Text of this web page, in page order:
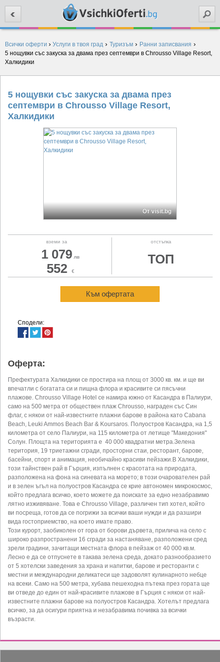
Всички оферти › Услуги в твоя град › Туризъм › Ранни записвания ›
5 нощувки със закуска за двама през септември в Chrousso Village Resort,
Халкидики
5 нощувки със закуска за двама през
септември в Chrousso Village Resort,
Халкидики
От visit.bg
вземи за
1 079 лв
552 €
отстъпка
ТОП
Към офертата
Сподели:
Оферта:
Префектурата Халкидики се простира на площ от 3000 кв. км. и ще ви
впечатли с богатата си и пищна флора и красивите си пясъчни
плажове. Chrousso Village Hotel се намира южно от Касандра в Палиури,
само на 500 метра от обществен плаж Chrousso, награден със Син
флаг, с някои от най-известните плажни барове в района като Cabana
Beach, Leuki Ammos Beach Bar & Koursaros. Полуостров Касандра, на 1,5
километра от село Палиури, на 115 километра от летище "Македония"
Солун. Площта на територията е 40 000 квадратни метра.Зелена
територия, 19 триетажни сгради, просторни стаи, ресторант, барове,
басейни, спорт и анимация, необичайно красиви пейзажи.В Халкидики,
този тайнствен рай в Гърция, изпълнен с красотата на природата,
разположена на фона на синевата на морето; в този очарователен рай
и в зелен ъгъл на полуостров Касандра се крие автономен микрокосмос,
който предлага всичко, което можете да поискате за едно незабравимо
лятно изживяване. Това е Chrousso Village, различен тип хотел, който
ви посреща, готов да се погрижи за всички ваши нужди и да разшири
вида гостоприемство, на което имате право.
Този курорт, заобиколен от гора от борови дървета, прилича на село с
широко разпространени 16 сгради за настаняване, разположени сред
зрели градини, зачитащи местната флора в пейзаж от 40 000 кв.м.
Лесно е да се отпуснете в такава зелена среда, докато разнообразието
от 5 хотелски заведения за храна и напитки, барове и ресторанти с
местни и международни деликатеси ще задоволят кулинарното небце
на всеки. Само на 500 метра, хубава пешеходна пътека през гората ще
ви отведе до един от най-красивите плажове в Гърция с някои от най-
известните плажни барове на полуостров Касандра. Хотелът предлага
всичко, за да осигури приятна и незабравима почивка за всички
възрасти.